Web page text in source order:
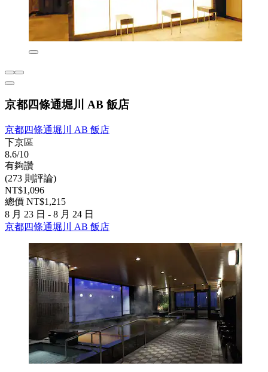
京都四條通堀川 AB 飯店
京都四條通堀川 AB 飯店
下京區
8.6/10
有夠讚
(273 則評論)
NT$1,096
總價 NT$1,215
8 月 23 日 - 8 月 24 日
京都四條通堀川 AB 飯店